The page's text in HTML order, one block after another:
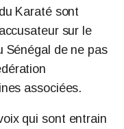
Karaté sont
sur le
Sénégal de ne pas
associées.
qui sont entrain